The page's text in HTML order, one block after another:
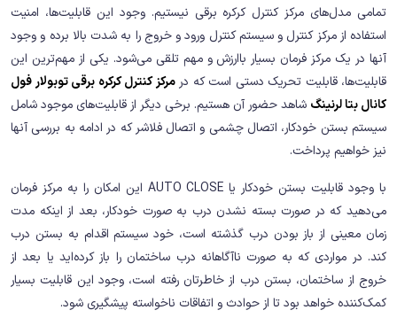
تمامی مدل‌های مرکز کنترل کرکره برقی نیستیم. وجود این قابلیت‌ها، امنیت
استفاده از مرکز کنترل و سیستم کنترل ورود و خروج را به شدت بالا برده و وجود
آنها در یک مرکز فرمان بسیار باارزش و مهم تلقی می‌شود. یکی از مهم‌ترین این
قابلیت‌ها، قابلیت تحریک دستی است که درمرکز کنترل کرکره برقی توبولار فول
کانال بتا لرنینگ شاهد حضور آن هستیم. برخی دیگر از قابلیت‌های موجود شامل
سیستم بستن خودکار، اتصال چشمی و اتصال فلاشر که در ادامه به بررسی آنها
نیز خواهیم پرداخت.
با وجود قابلیت بستن خودکار یا AUTO CLOSE این امکان را به مرکز فرمان
می‌دهید که در صورت بسته نشدن درب به صورت خودکار، بعد از اینکه مدت
زمان معینی از باز بودن درب گذشته است، خود سیستم اقدام به بستن درب
کند. در مواردی که به صورت ناآگاهانه درب ساختمان را باز کرده‌اید یا بعد از
خروج از ساختمان، بستن درب از خاطرتان رفته است، وجود این قابلیت بسیار
کمک‌کننده خواهد بود تا از حوادث و اتفاقات ناخواسته پیشگیری شود.